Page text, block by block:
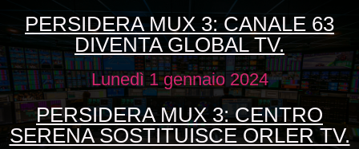
PERSIDERA MUX 3: CANALE 63
DIVENTA GLOBAL TV.
Lunedì 1 gennaio 2024
PERSIDERA MUX 3: CENTRO
SERENA SOSTITUISCE ORLER TV.